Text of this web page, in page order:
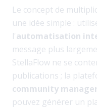
Le concept de
une idée simple :
l'automatisation
message plus
StellaFlow ne se
publications ; la
community
pouvez générer un